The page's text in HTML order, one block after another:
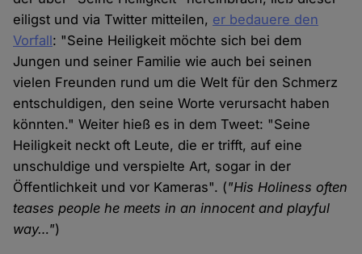
eiligst und via Twitter mitteilen, er bedauere den
Vorfall: "Seine Heiligkeit möchte sich bei dem
Jungen und seiner Familie wie auch bei seinen
vielen Freunden rund um die Welt für den Schmerz
entschuldigen, den seine Worte verursacht haben
könnten." Weiter hieß es in dem Tweet: "Seine
Heiligkeit neckt oft Leute, die er trifft, auf eine
unschuldige und verspielte Art, sogar in der
Öffentlichkeit und vor Kameras". ("His Holiness often
teases people he meets in an innocent and playful
way…")